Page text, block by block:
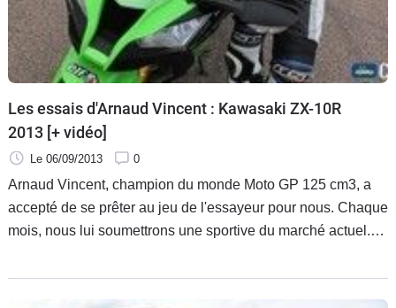
Services
Auto
Les essais d'Arnaud Vincent : Kawasaki ZX-10R
2013 [+ vidéo]
Le 06/09/2013 0
Arnaud Vincent, champion du monde Moto GP 125 cm3, a
accepté de se prêter au jeu de l'essayeur pour nous. Chaque
mois, nous lui soumettrons une sportive du marché actuel.
circuit de la Ferté-Gaucher, Arnaud poussera à bout des
machines que vous pouvez croiser tous les jours dans la